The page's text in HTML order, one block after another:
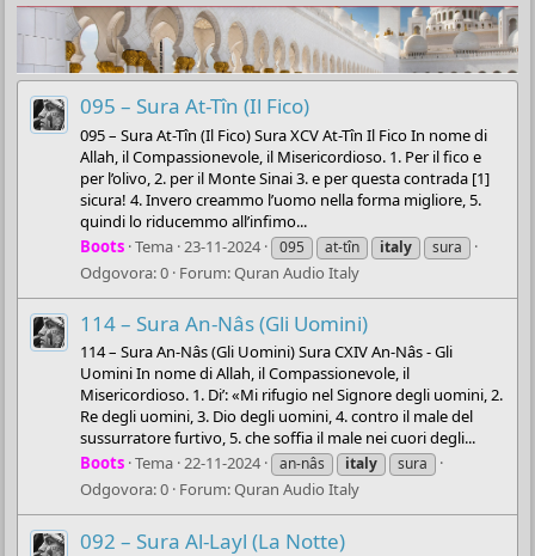
095 – Sura At-Tîn (Il Fico)
095 – Sura At-Tîn (Il Fico) Sura XCV At-Tîn Il Fico In nome di
Allah, il Compassionevole, il Misericordioso. 1. Per il fico e
per l’olivo, 2. per il Monte Sinai 3. e per questa contrada [1]
sicura! 4. Invero creammo l’uomo nella forma migliore, 5.
quindi lo riducemmo all’infimo...
Boots Tema 23-11-2024 095 at-tîn italy sura
Odgovora: 0 Forum:Quran Audio Italy
114 – Sura An-Nâs (Gli Uomini)
114 – Sura An-Nâs (Gli Uomini) Sura CXIV An-Nâs - Gli
Uomini In nome di Allah, il Compassionevole, il
Misericordioso. 1. Di’: «Mi rifugio nel Signore degli uomini, 2.
Re degli uomini, 3. Dio degli uomini, 4. contro il male del
sussurratore furtivo, 5. che soffia il male nei cuori degli...
Boots Tema 22-11-2024 an-nâs italy sura
Odgovora: 0 Forum:Quran Audio Italy
092 – Sura Al-Layl (La Notte)